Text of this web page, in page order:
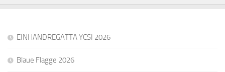
EINHANDREGATTA YCSI 2026
Blaue Flagge 2026